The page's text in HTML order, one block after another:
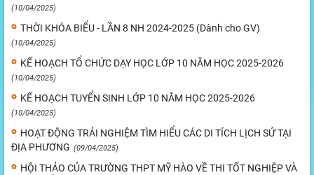
(10/04/2025)
THỜI KHÓA BIỂU - LẦN 8 NH 2024-2025 (Dành cho GV)
(10/04/2025)
KẾ HOẠCH TỔ CHỨC DẠY HỌC LỚP 10 NĂM HỌC 2025-2026
(10/04/2025)
KẾ HOẠCH TUYỂN SINH LỚP 10 NĂM HỌC 2025-2026
(10/04/2025)
HOẠT ĐỘNG TRẢI NGHIỆM TÌM HIỂU CÁC DI TÍCH LỊCH SỬ TẠI
ĐỊA PHƯƠNG (09/04/2025)
HỘI THẢO CỦA TRƯỜNG THPT MỸ HÀO VỀ THI TỐT NGHIỆP VÀ